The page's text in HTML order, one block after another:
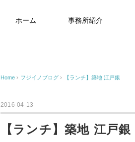
ホーム 事務所紹介
Home › フジイノブログ › 【ランチ】築地 江戸銀
2016-04-13
【ランチ】築地 江戸銀